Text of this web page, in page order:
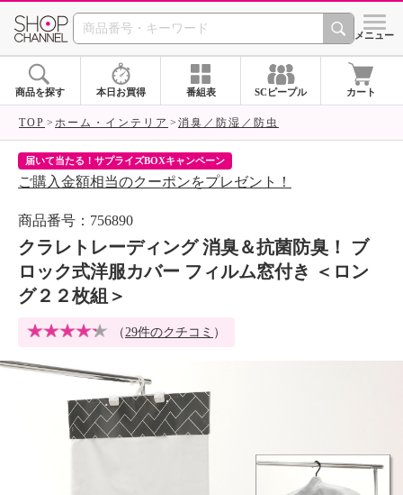
SHOP CHANNEL シメニュー
商品を探す 本日お買得 番組表 SCピープル カート
TOP ホーム・インテリア 消臭／防湿／防虫
届いて当たる！サプライズBOXキャンペーン
ご購入金額相当のクーポンをプレゼント！
商品番号：756890
クラレトレーディング 消臭＆抗菌防臭！ ブ
ロック式洋服カバー フィルム窓付き ＜ロン
グ２２枚組＞
（29件のクチコミ ）